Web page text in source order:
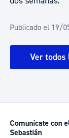
Publicado el 19/
Ver todos
Comunícate con
Sebastián